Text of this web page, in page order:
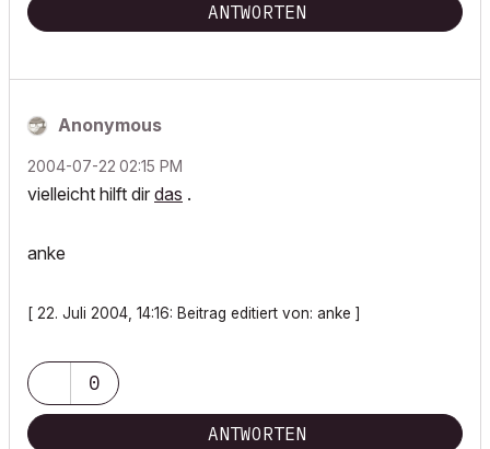
ANTWORTEN
Anonymous
‎2004-07-22 02:15 PM
vielleicht hilft dir das .
anke
[ 22. Juli 2004, 14:16: Beitrag editiert von: anke ]
0
ANTWORTEN